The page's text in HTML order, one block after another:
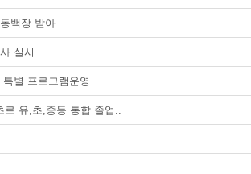
백장 받아
실시
별 프로그램운영
유,초,중등 통합 졸업..